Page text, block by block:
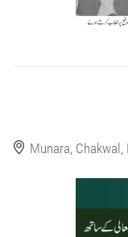
Munara, Chakwal,